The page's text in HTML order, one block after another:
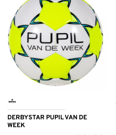
DERBYSTAR PUPIL VAN DE
WEEK